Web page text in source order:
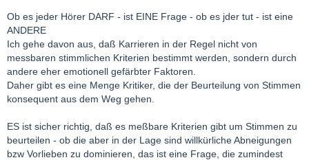
Ob es jeder Hörer DARF - ist EINE Frage - ob es jder tut - ist eine
ANDERE
Ich gehe davon aus, daß Karrieren in der Regel nicht von
messbaren stimmlichen Kriterien bestimmt werden, sondern durch
andere eher emotionell gefärbter Faktoren.
Daher gibt es eine Menge Kritiker, die der Beurteilung von Stimmen
konsequent aus dem Weg gehen.
ES ist sicher richtig, daß es meßbare Kriterien gibt um Stimmen zu
beurteilen - ob die aber in der Lage sind willkürliche Abneigungen
bzw Vorlieben zu dominieren, das ist eine Frage, die zumindest